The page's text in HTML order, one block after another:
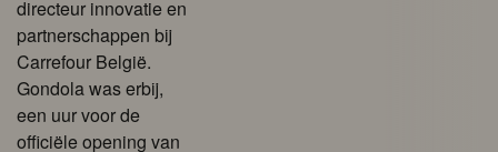
directeur innovatie en
partnerschappen bij
Carrefour België.
Gondola was erbij,
een uur voor de
officiële opening van